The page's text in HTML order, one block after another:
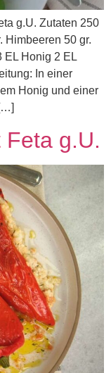
g.U. Zutaten 250
Himbeeren 50 gr.
EL Honig 2 EL
In einer
Honig und einer
g.U.